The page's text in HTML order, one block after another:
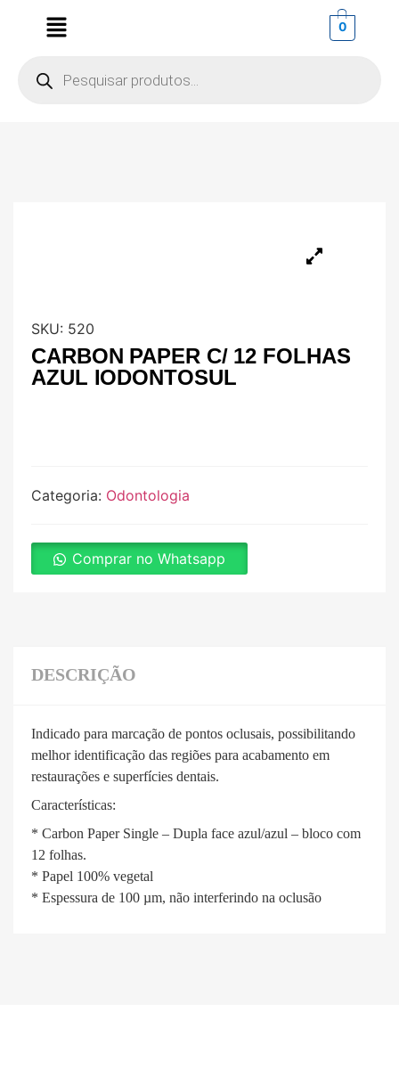
0
SKU: 520
CARBON PAPER C/ 12 FOLHAS
AZUL IODONTOSUL
Categoria: Odontologia
Comprar no Whatsapp
DESCRIÇÃO
Indicado para marcação de pontos oclusais, possibilitando
melhor identificação das regiões para acabamento em
restaurações e superfícies dentais.
Características:
* Carbon Paper Single – Dupla face azul/azul – bloco com
12 folhas.
* Papel 100% vegetal
* Espessura de 100 µm, não interferindo na oclusão